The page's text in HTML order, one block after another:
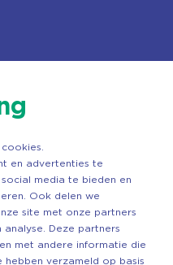
en advertenties te
media te bieden en
Ook delen we
site met onze partners
Deze partners
met andere informatie die
verzameld op basis